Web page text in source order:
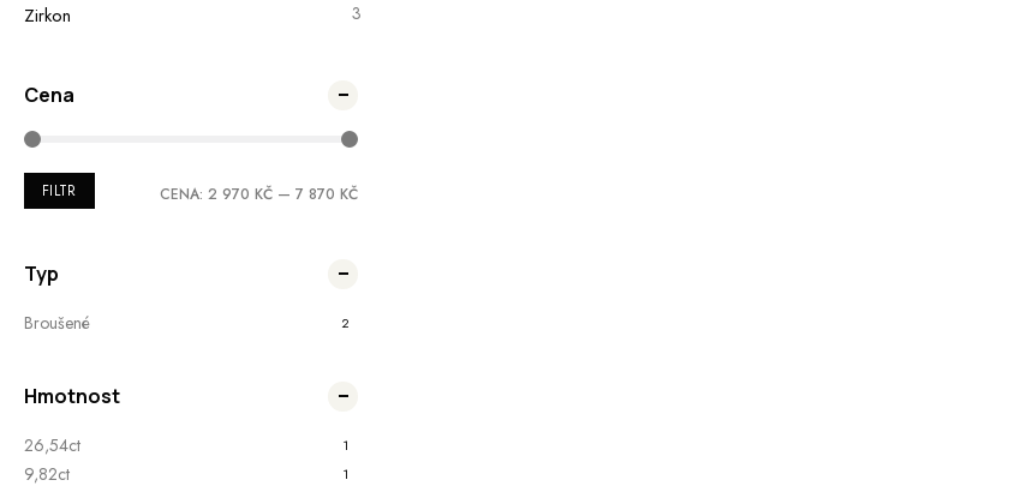
Zirkon 3
Cena
FILTR CENA: 2 970 KČ — 7 870 KČ
Typ
Broušené 2
Hmotnost
26,54ct 1
9,82ct 1